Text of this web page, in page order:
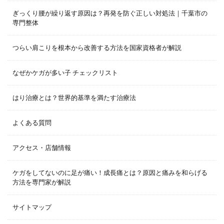
ぎっくり腰が繰り返す原因は？再発を防ぐ正しい対処法｜千葉市の
専門整体
つらい肩こりを根本から改善する方法を国家資格者が解説
なぜかケガが多い子 チェックリスト
はり治療とは？世界的基準を満たす治療法
よくある質問
アクセス・店舗情報
ケガをしてないのに足が痛い！成長痛とは？原因と痛みを和らげる
方法を専門家が解説
サイトマップ